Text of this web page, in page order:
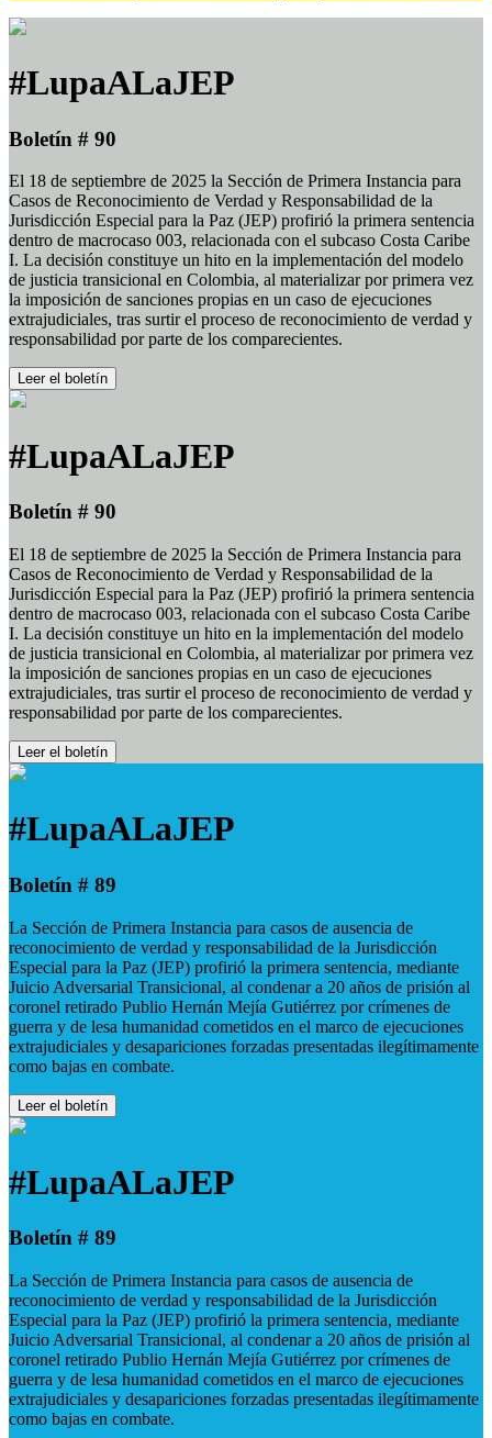
#LupaALaJEP
Boletín # 90
El 18 de septiembre de 2025 la Sección de Primera Instancia para
Casos de Reconocimiento de Verdad y Responsabilidad de la
Jurisdicción Especial para la Paz (JEP) profirió la primera sentencia
dentro de macrocaso 003, relacionada con el subcaso Costa Caribe
I. La decisión constituye un hito en la implementación del modelo
de justicia transicional en Colombia, al materializar por primera vez
la imposición de sanciones propias en un caso de ejecuciones
extrajudiciales, tras surtir el proceso de reconocimiento de verdad y
responsabilidad por parte de los comparecientes.
Leer el boletín
#LupaALaJEP
Boletín # 90
El 18 de septiembre de 2025 la Sección de Primera Instancia para
Casos de Reconocimiento de Verdad y Responsabilidad de la
Jurisdicción Especial para la Paz (JEP) profirió la primera sentencia
dentro de macrocaso 003, relacionada con el subcaso Costa Caribe
I. La decisión constituye un hito en la implementación del modelo
de justicia transicional en Colombia, al materializar por primera vez
la imposición de sanciones propias en un caso de ejecuciones
extrajudiciales, tras surtir el proceso de reconocimiento de verdad y
responsabilidad por parte de los comparecientes.
Leer el boletín
#LupaALaJEP
Boletín # 89
La Sección de Primera Instancia para casos de ausencia de
reconocimiento de verdad y responsabilidad de la Jurisdicción
Especial para la Paz (JEP) profirió la primera sentencia, mediante
Juicio Adversarial Transicional, al condenar a 20 años de prisión al
coronel retirado Publio Hernán Mejía Gutiérrez por crímenes de
guerra y de lesa humanidad cometidos en el marco de ejecuciones
extrajudiciales y desapariciones forzadas presentadas ilegítimamente
como bajas en combate.
Leer el boletín
#LupaALaJEP
Boletín # 89
La Sección de Primera Instancia para casos de ausencia de
reconocimiento de verdad y responsabilidad de la Jurisdicción
Especial para la Paz (JEP) profirió la primera sentencia, mediante
Juicio Adversarial Transicional, al condenar a 20 años de prisión al
coronel retirado Publio Hernán Mejía Gutiérrez por crímenes de
guerra y de lesa humanidad cometidos en el marco de ejecuciones
extrajudiciales y desapariciones forzadas presentadas ilegítimamente
como bajas en combate.